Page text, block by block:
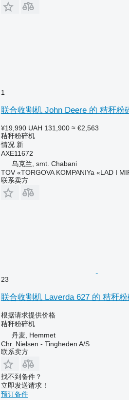
1
联合收割机 John Deere 的 秸秆粉
¥19,990 UAH 131,900 ≈ €2,563
秸秆粉碎机
情况新
AXE11672
乌克兰, smt. Chabani
TOV «TORGOVA KOMPANIYa «LAD I
联系卖方
23
联合收割机 Laverda 627 的 秸秆
根据请求提供价格
秸秆粉碎机
丹麦, Hemmet
Chr. Nielsen - Tingheden A/S
联系卖方
找不到备件？
立即发送请求！
预订备件